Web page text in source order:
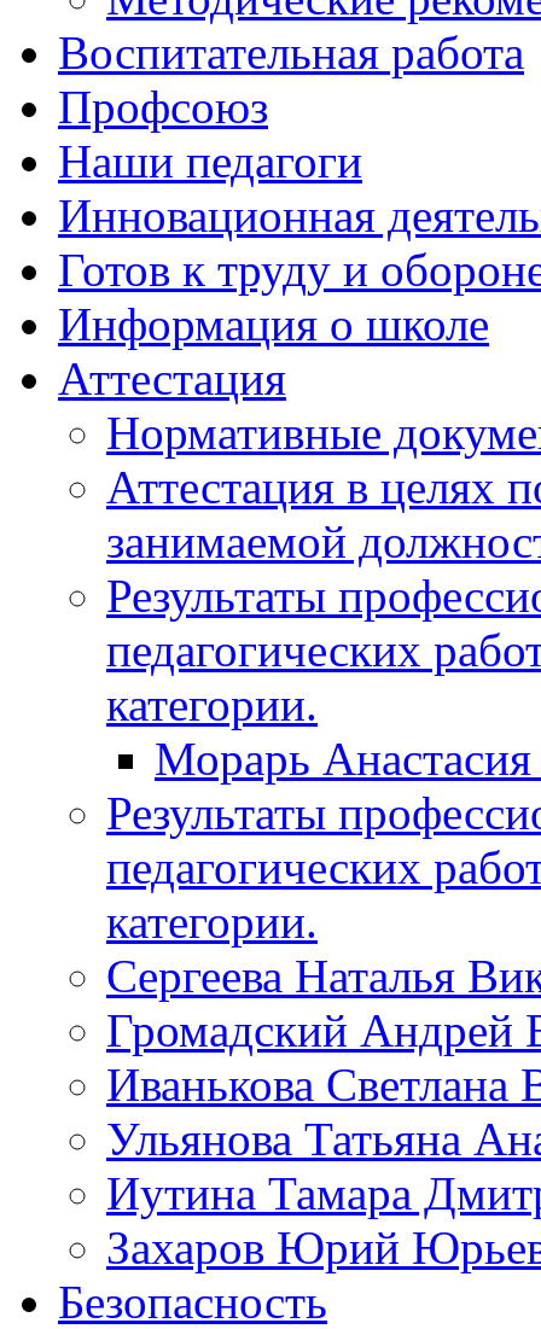
Воспитательная работа
Профсоюз
Наши педагоги
Инновационная
Готов к труду и
Информация о школе
Аттестация
Нормативные
Аттестация в целях
занимаемой
Результаты
педагогических
категории.
Морарь Анастасия
Результаты
педагогических
категории.
Сергеева Наталья
Громадский Андрей
Иванькова Светлана
Ульянова Татьяна
Иутина Тамара
Захаров Юрий
Безопасность